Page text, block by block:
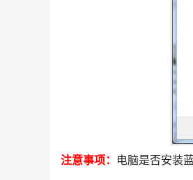
注意事项： 电脑是否安装